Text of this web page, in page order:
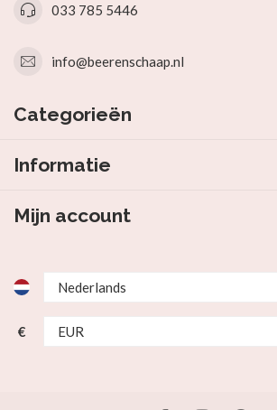
033 785 5446
info@beerenschaap.nl
Categorieën
Informatie
Mijn account
€